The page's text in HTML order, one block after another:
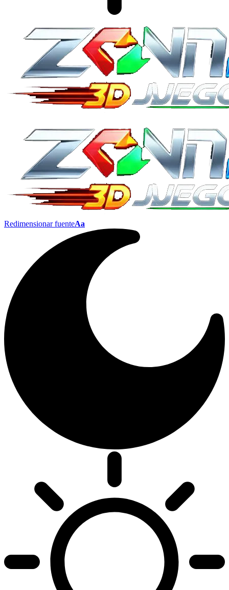
Redimensionar fuenteAa